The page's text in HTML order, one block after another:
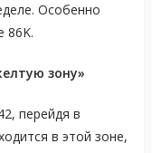
Особенно
86K.
зону»
перейдя в
в этой зоне,